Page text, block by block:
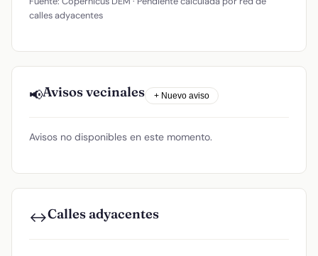
calles adyacentes
📢Avisos vecinales + Nuevo aviso
Avisos no disponibles en este momento.
↔️Calles adyacentes